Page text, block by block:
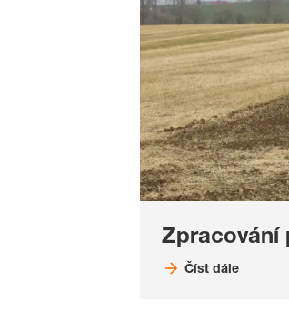
Zpracování
Číst dále